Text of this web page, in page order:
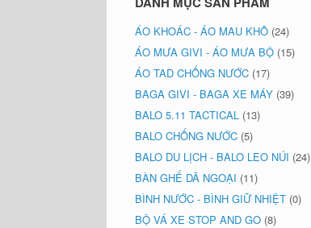
ÁO KHOÁC - ÁO MAU KHÔ (24)
ÁO MƯA GIVI - ÁO MƯA BỘ (15)
ÁO TAD CHỐNG NƯỚC (17)
BAGA GIVI - BAGA XE MÁY (39)
BALO 5.11 TACTICAL (13)
BALO CHỐNG NƯỚC (5)
BALO DU LỊCH - BALO LEO NÚI (24)
BÀN GHẾ DÃ NGOẠI (11)
BÌNH NƯỚC - BÌNH GIỮ NHIỆT (0)
BỘ VÁ XE STOP AND GO (8)